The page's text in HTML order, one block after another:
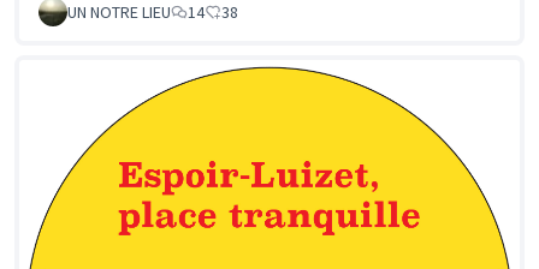
UN NOTRE LIEU 14 38